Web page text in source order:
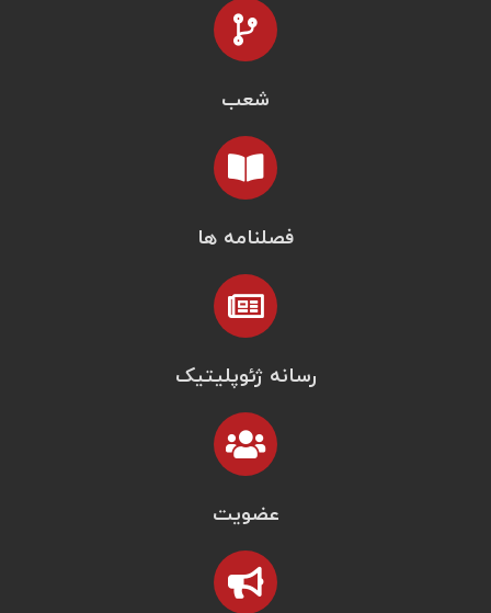
شعب
فصلنامه ها
رسانه ژئوپلیتیک
عضویت